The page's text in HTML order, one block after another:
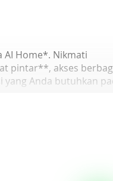
Home*. Nikmati
pintar**, akses
yang Anda butuhkan
ke kulkas tanpa